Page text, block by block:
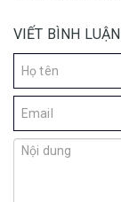
VIẾT BÌNH